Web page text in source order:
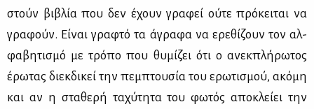
στούν βι­βλία που δεν έχουν γρα­φεί ού­τε πρό­κει­ται να
γρα­φούν. Εί­ναι γρα­φτό τα άγρα­φα να ερε­θί­ζουν τον αλ­
φα­βη­τι­σμό με τρό­πο που θυ­μί­ζει ότι ο ανεκ­πλή­ρω­τος
έρω­τας διεκ­δι­κεί την πεμ­πτου­σία του ερω­τι­σμού, ακό­μη
και αν η στα­θε­ρή τα­χύ­τη­τα του φω­τός απο­κλεί­ει την